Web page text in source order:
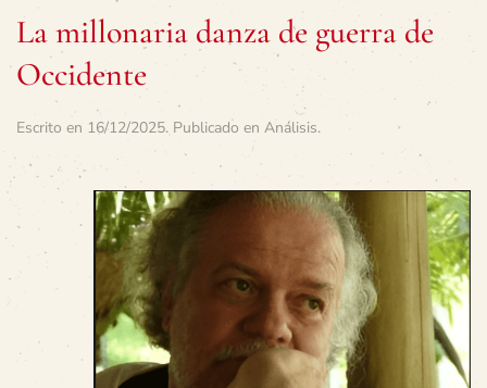
La millonaria danza de guerra de
Occidente
Escrito en 16/12/2025. Publicado en Análisis.